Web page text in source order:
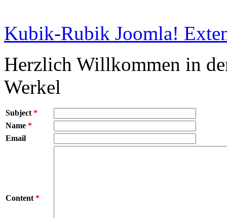
Kubik-Rubik Joomla!
Herzlich Willkommen in
Werkel
Subject *
Name *
Email
Content *